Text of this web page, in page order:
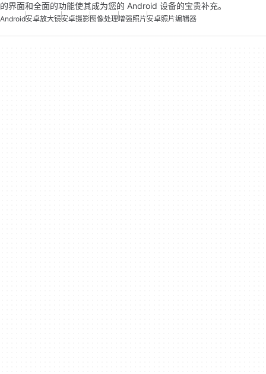
的界面和全面的功能使其成为您的 Android 设备的宝贵补充。
Android安卓放大镜安卓摄影图像处理增强照片安卓照片编辑器